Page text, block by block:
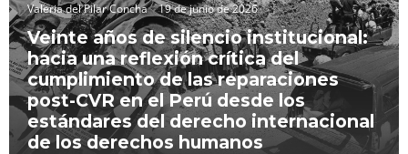
Valeria del Pilar Concha 19 de junio de 2026
Veinte años de silencio institucional:
hacia una reflexión crítica del
cumplimiento de las reparaciones
post-CVR en el Perú desde los
estándares del derecho internacional
de los derechos humanos